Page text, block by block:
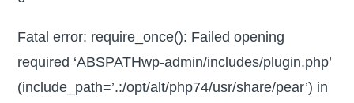
Fatal error: require_once(): Failed opening
required ‘ABSPATHwp-admin/includes/plugin.php’
(include_path=’.:/opt/alt/php74/usr/share/pear’) in